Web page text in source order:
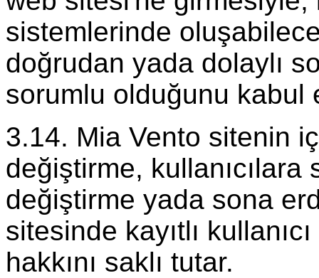
sistemlerinde
doğrudan yada dolaylı
sorumlu olduğunu kabul
3.14. Mia Vento sitenin
değiştirme,
değiştirme yada sona
sitesinde kayıtlı
hakkını saklı tutar.